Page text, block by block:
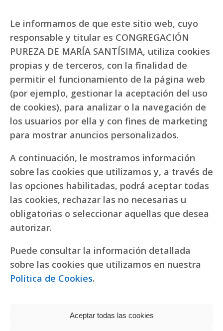
Le informamos de que este sitio web, cuyo
responsable y titular es CONGREGACIÓN
PUREZA DE MARÍA SANTÍSIMA, utiliza cookies
propias y de terceros, con la finalidad de
permitir el funcionamiento de la página web
(por ejemplo, gestionar la aceptación del uso
de cookies), para analizar o la navegación de
los usuarios por ella y con fines de marketing
para mostrar anuncios personalizados.
A continuación, le mostramos información
sobre las cookies que utilizamos y, a través de
las opciones habilitadas, podrá aceptar todas
las cookies, rechazar las no necesarias u
obligatorias o seleccionar aquellas que desea
autorizar.
Puede consultar la información detallada
sobre las cookies que utilizamos en nuestra
Política de Cookies.
Aceptar todas las cookies